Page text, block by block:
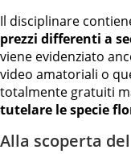
Il disciplinare
prezzi differenti a
viene evidenziato
video amatoriali o
totalmente gratuiti
tutelare le specie
Alla scoperta